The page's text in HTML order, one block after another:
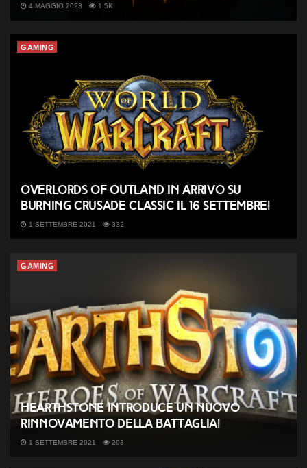
4 MAGGIO 2023 1.5K
GAMING
Overlords of Outland in arrivo su
Burning Crusade Classic il 16 settembre!
1 SETTEMBRE 2021 332
GAMING
Hearthstone introduce un nuovo
rinnovamento della Battaglia!
1 SETTEMBRE 2021 293